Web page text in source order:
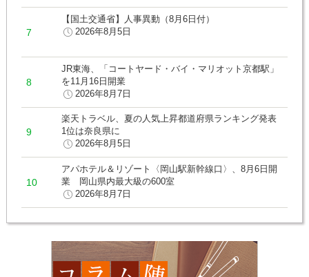
【国土交通省】人事異動（8月6日付）
2026年8月5日
JR東海、「コートヤード・バイ・マリオット京都駅」
を11月16日開業
2026年8月7日
楽天トラベル、夏の人気上昇都道府県ランキング発表
1位は奈良県に
2026年8月5日
アパホテル＆リゾート〈岡山駅新幹線口〉、8月6日開
業 岡山県内最大級の600室
2026年8月7日